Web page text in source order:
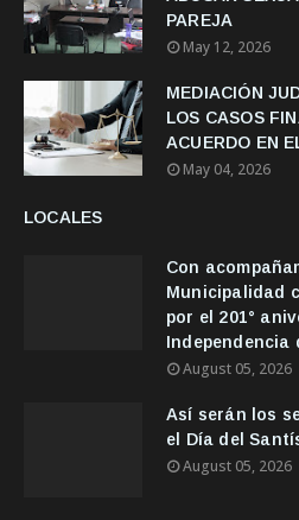
PAREJA
May 12, 2026
MEDIACIÓN
LOS CASOS
ACUERDO EN
May 04, 2026
LOCALES
Con
Municipalidad
por el 201°
Independencia
August 05, 2026
Así serán los
el Día del
August 05, 2026